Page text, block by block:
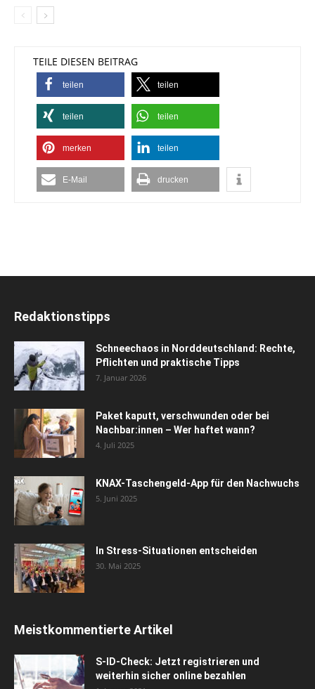
TEILE DIESEN BEITRAG
teilen teilen
teilen teilen
merken teilen
E-Mail drucken
Redaktionstipps
Schneechaos in Norddeutschland: Rechte,
Pflichten und praktische Tipps
7. Januar 2026
Paket kaputt, verschwunden oder bei
Nachbar:innen – Wer haftet wann?
4. Juli 2025
KNAX-Taschengeld-App für den Nachwuchs
5. Juni 2025
In Stress-Situationen entscheiden
30. Mai 2025
Meistkommentierte Artikel
S-ID-Check: Jetzt registrieren und
weiterhin sicher online bezahlen